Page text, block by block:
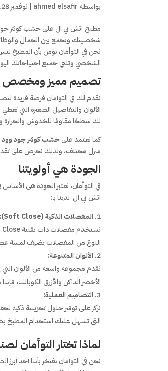
بواسطة ahmed elsafir
| نوفمبر 28, 2024
مطبخ اتش بي ال على خشب كونتر
شخصيتك ويجمع بين الجمال
نحن في التوأمان نؤمن بأن المطبخ
الشخصي وتلبي جميع احتياجاتك
تصميم مميز ومخصص
نقدم لك في التوأمان فرصة فريدة
الألوان والتفاصيل الصغيرة التي
لك سطحًا مقاومًا للخدوش والحرارة
كما نعتمد علىخشب كونتر جود وود
منزل مختلف، ولذلك نحرص على
الجودة هي أولويتنا
في التوأمان، نعتبر الجودة هي
اتش بي ال لدينا بـ:
المفصلات الذكية (Soft Close):
النوع من المفصلات يضيف لمسة
الألوان المتنوعة:
نقدم مجموعة واسعة من الألوان التي
الأخضر الداكن والأزرق الكوبالت،
التصاميم العملية:
نركز على توفير حلول تخزينية ذكية
التي تسهل عليك استخدام المطبخ
لماذا تختار التوأمان
نحن في التوأمان نفتخر بأننا أحد